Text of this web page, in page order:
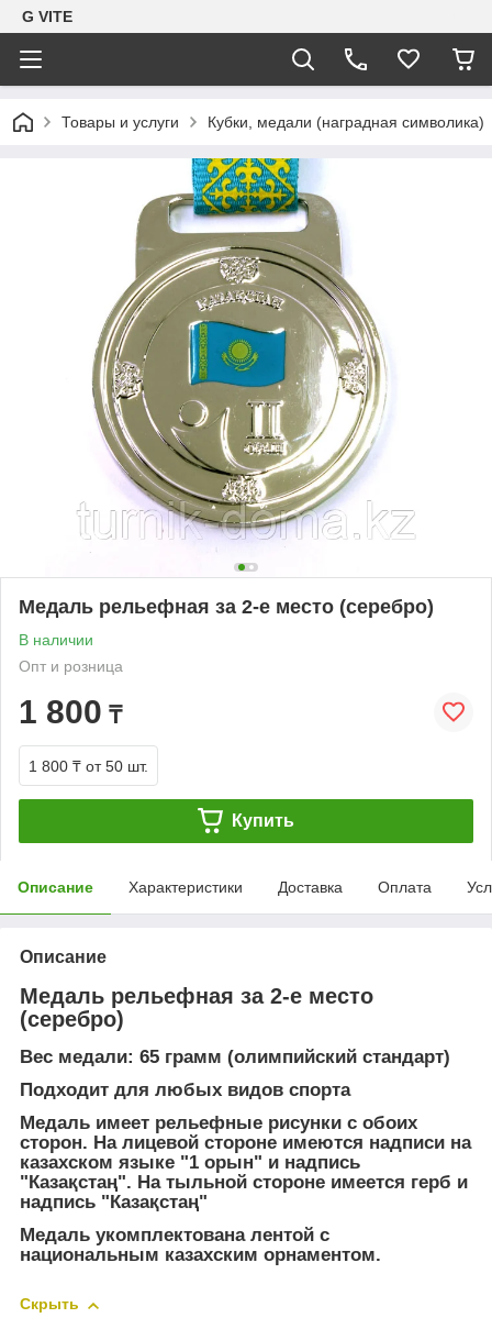
G VITE
Товары и услуги Кубки, медали (наградная символика)
Медаль рельефная за 2-е место (серебро)
В наличии
Опт и розница
1 800 ₸
1 800 ₸ от 50 шт.
Купить
Описание Характеристики Доставка Оплата
Описание
Медаль рельефная за 2-е место
(серебро)
Вес медали: 65 грамм (олимпийский стандарт)
Подходит для любых видов спорта
Медаль имеет рельефные рисунки с обоих
сторон. На лицевой стороне имеются надписи на
казахском языке "1 орын" и надпись
"Казақстаң". На тыльной стороне имеется герб и
надпись "Казақстаң"
Медаль укомплектована лентой с
национальным казахским орнаментом.
Скрыть